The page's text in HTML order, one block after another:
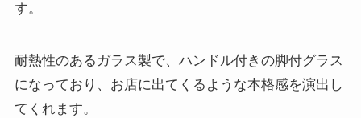
す。
耐熱性のあるガラス製で、ハンドル付きの脚付グラス
になっており、お店に出てくるような本格感を演出し
てくれます。